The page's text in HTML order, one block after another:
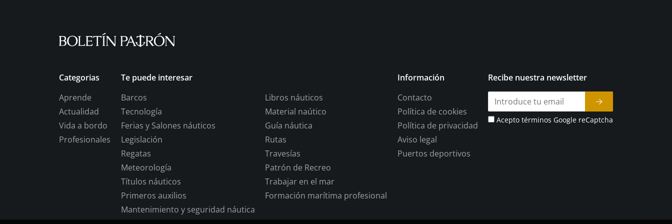
Categorias
Aprende
Actualidad
Vida a bordo
Profesionales
Te puede interesar
Barcos
Tecnología
Ferias y Salones náuticos
Legislación
Regatas
Meteorología
Títulos náuticos
Primeros auxilios
Mantenimiento y seguridad náutica
Libros náuticos
Material naútico
Guía náutica
Rutas
Travesías
Patrón de Recreo
Trabajar en el mar
Formación marítima profesional
Información
Contacto
Política de cookies
Política de privacidad
Aviso legal
Puertos deportivos
Recibe nuestra newsletter
Acepto términos Google reCaptcha